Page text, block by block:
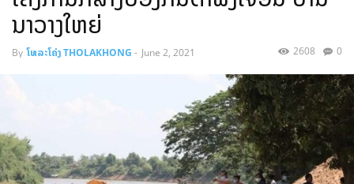
ນາວາງໃຫຍ່
By ໂທລະໂຄ່ງ THOLAKHONG - June 2, 2021 0
2608